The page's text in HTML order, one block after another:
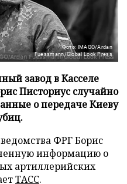
Фото: IMAGO/Ardan
Fuessmann/Global Look Press
завод в Касселе
Писториус случайно
о передаче Киеву
ФРГ Борис
информацию о
артиллерийских
ТАСС.